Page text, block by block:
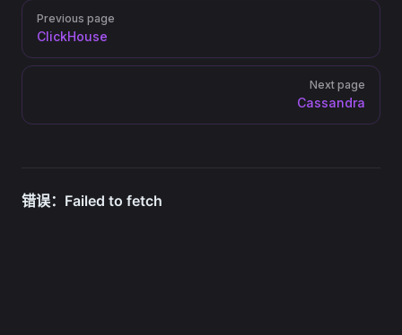
PagerPrevious page
ClickHouse
Next page
Cassandra